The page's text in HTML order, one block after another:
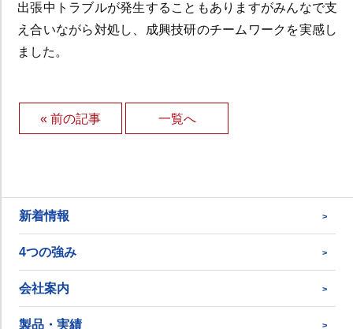
出張中トラブルが発生することもありますがみんなで支
え合いながら対処し、成興技研のチームワークを実感し
ました。
« 前の記事 一覧へ
新着情報
4つの強み
会社案内
製品・実績